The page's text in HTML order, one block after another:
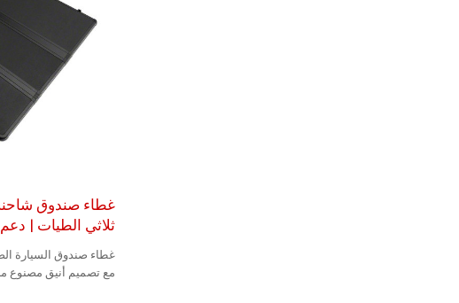
غطاء صندوق
ثلاثي الطيات | دعم OEM
غطاء صندوق السيارة
مع تصميم أنيق مصنوع